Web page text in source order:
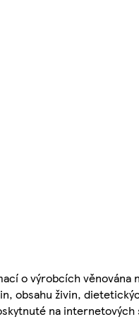
o výrobcích
obsahu živin,
na internetových